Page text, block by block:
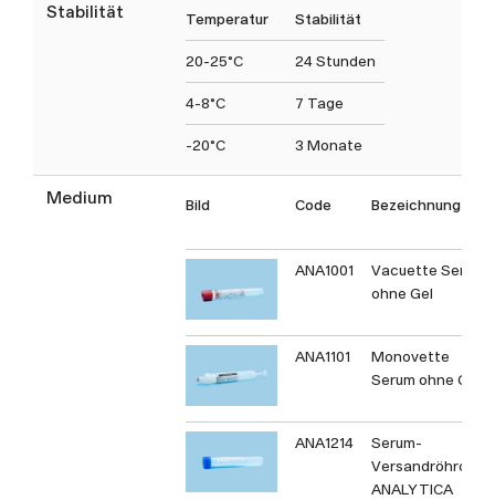
Stabilität Temperatur Stabilität
20-25°C 24 Stunden
4-8°C 7 Tage
-20°C 3 Monate
Medium Bild Code Bezeichnung
ANA1001
Vacuette Serum
ohne Gel
ANA1101
Monovette
Serum ohne Gel
ANA1214
Serum-
Versandröhrchen
ANALYTICA